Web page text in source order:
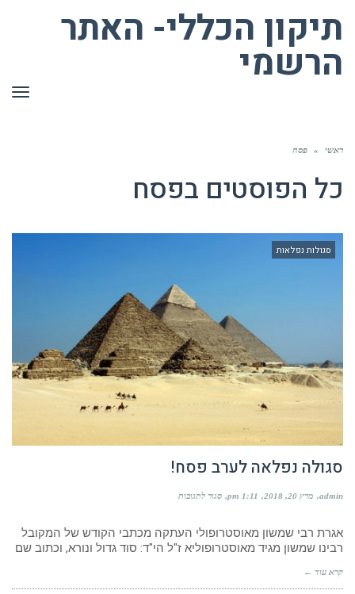
תיקון הכללי- האתר
הרשמי
ראשי » פסח
כל הפוסטים בפסח
סגולות נפלאות
סגולה נפלאה לערב פסח!
admin מרץ 20, 2018 1:11 pm סגור לתגובות
לערב
פסח!
אגרת רבי שמשון מאוסטרופולי העתקה מכתבי הקודש של המקובל
רבינו שמשון מגיד מאוסטרופוליא ז"ל הי"ד: סוד גדול ונורא, וכתוב שם
קרא עוד ←